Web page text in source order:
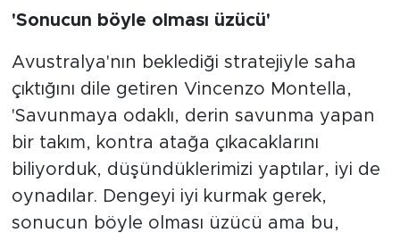
'Sonucun böyle olması üzücü'
Avustralya'nın beklediği stratejiyle saha
çıktığını dile getiren Vincenzo Montella,
'Savunmaya odaklı, derin savunma yapan
bir takım, kontra atağa çıkacaklarını
biliyorduk, düşündüklerimizi yaptılar, iyi de
oynadılar. Dengeyi iyi kurmak gerek,
sonucun böyle olması üzücü ama bu,